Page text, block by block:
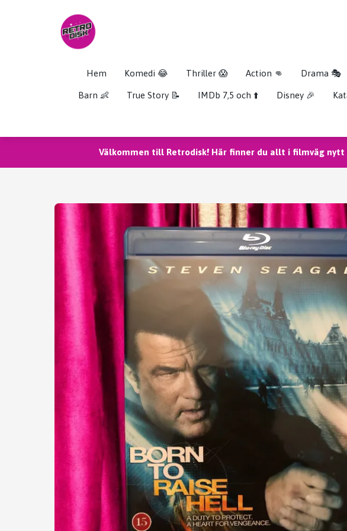
Hem Komedi 😂 Thriller 😱 Action 👊 Drama 🎭
Barn 👶 True Story 📝 IMDb 7,5 och ⬆️ Disney 🎉
Välkommen till Retrodisk! Här finner du allt i filmväg